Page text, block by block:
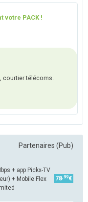
votre PACK !
, courtier télécoms.
Partenaires (Pub)
+ app Pickx-TV
+ Mobile Flex
78 ,99€